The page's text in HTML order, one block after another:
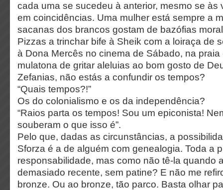
cada uma se sucedeu à anterior, mesmo se às
em coincidências. Uma mulher está sempre a
sacanas dos brancos gostam de bazófias
Pizzas a trinchar bife à Sheik com a loiraça de
à Dona Mercês no cinema de Sábado, na praia
mulatona de gritar aleluias ao bom gosto de
Zefanias, não estás a confundir os tempos?
“Quais tempos?!”
Os do colonialismo e os da independência?
“Raios parta os tempos! Sou um epiconista!
souberam o que isso é”.
Pelo que, dadas as circunstâncias, a
Sforza é a de alguém com genealogia. Toda a
responsabilidade, mas como não tê-la quando
demasiado recente, sem patine? E não me
bronze. Ou ao bronze, tão parco. Basta olhar